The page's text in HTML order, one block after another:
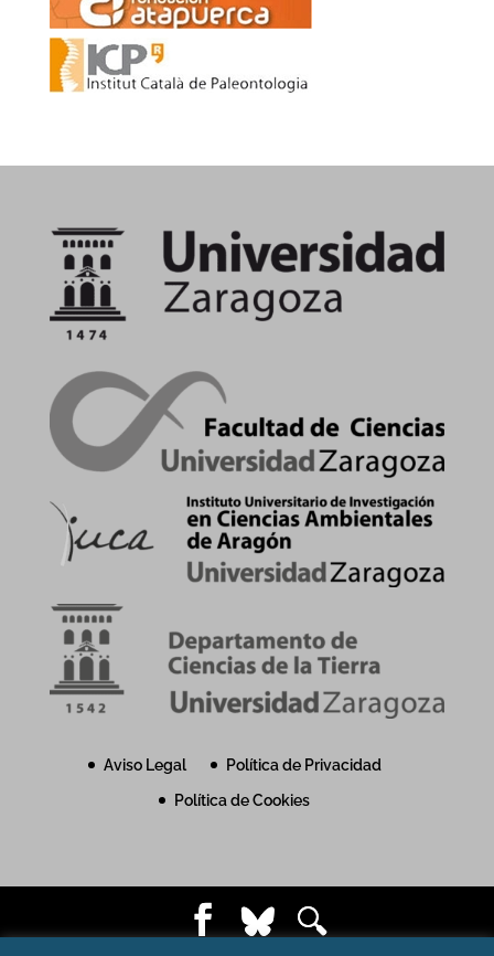
Aviso Legal
Política de Privacidad
Política de Cookies